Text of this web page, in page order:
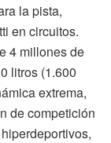
la pista,
en circuitos.
4 millones de
litros (1.600
extrema,
de competición